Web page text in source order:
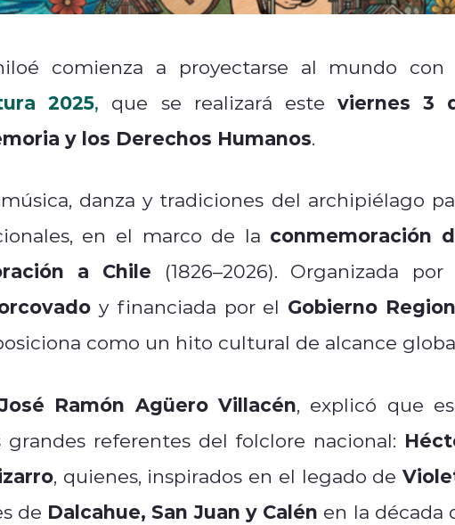
comienza a proyectarse al mundo con
2025, que se realizará este viernes 3
y los Derechos Humanos.
danza y tradiciones del archipiélago
en el marco de la conmemoración
a Chile
(1826–2026). Organizada por
y financiada por el Gobierno
como un hito cultural de alcance
Ramón Agüero Villacén, explicó que
referentes del folclore nacional:
, quienes, inspirados en el legado de
de Dalcahue, San Juan y Calén en la década